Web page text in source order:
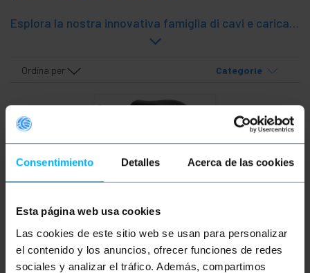
Consentimiento Detalles Acerca de las cookies
Esta página web usa cookies
Las cookies de este sitio web se usan para personalizar
el contenido y los anuncios, ofrecer funciones de redes
sociales y analizar el tráfico. Además, compartimos
Esplora la nostra innovativa famiglia di cavi e caricabatterie per veicoli elettrici, progettati per fornire soluzioni di ricarica efficienti e sicure. Dai cavi di ricarica di alta qualità alle stazioni di ricarica intelligenti, la nostra gamma offre la versatilità necessaria per ricaricare il tuo veicolo elettrico in modo rapido e conveniente.
Ordina per Categorie
BEMATIKCaricatore
portatile per veicoli
elettrici monofase tipo
2 5 metri 16A